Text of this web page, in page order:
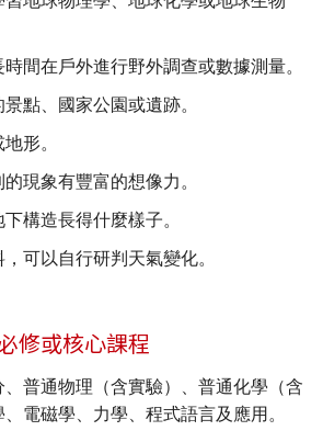
間在戶外進行野外調查或數據測量。
點、國家公園或遺跡。
形。
現象有豐富的想像力。
構造長得什麼樣子。
可以自行研判天氣變化。
修或核心課程
、普通物理（含實驗）、普通化學（含
電磁學、力學、程式語言及應用。